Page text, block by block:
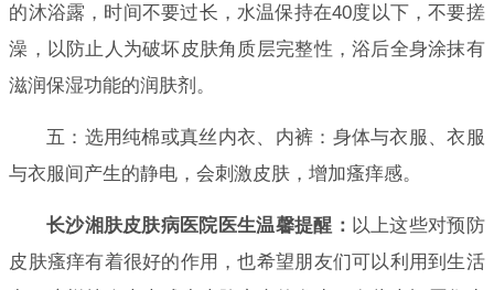
的沐浴露，时间不要过长，水温保持在40度以下，不要搓
澡，以防止人为破坏皮肤角质层完整性，浴后全身涂抹有
滋润保湿功能的润肤剂。
五：选用纯棉或真丝内衣、内裤：身体与衣服、衣服
与衣服间产生的静电，会刺激皮肤，增加瘙痒感。
长沙湘肤皮肤病医院医生温馨提醒： 以上这些对预防
皮肤瘙痒有着很好的作用，也希望朋友们可以利用到生活